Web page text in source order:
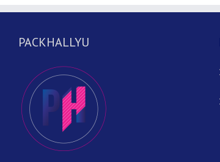
PACKHALLYU